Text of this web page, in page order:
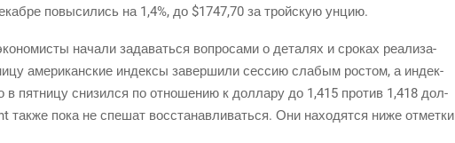
повы­си­лись на 1,4%, до $1747,70 за трой­скую унцию.
нача­ли зада­вать­ся вопро­са­ми о дета­лях и сро­ках реа­ли­за­
аме­ри­кан­ские индек­сы завер­ши­ли сес­сию сла­бым ростом, а индек­
пят­ни­цу сни­зил­ся по отно­ше­нию к дол­ла­ру до 1,415 про­тив 1,418 дол­
пока не спе­шат вос­ста­нав­ли­вать­ся. Они нахо­дят­ся ниже отмет­ки